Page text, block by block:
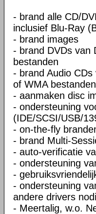
- brand alle CD/
inclusief Blu-Ray
- brand images
- brand DVDs van
bestanden
- brand Audio CDs
of WMA bestanden
- aanmaken disc
- ondersteuning
(IDE/SCSI/USB/
- on-the-fly
- brand Multi-
- auto-verificatie
- ondersteuning
-
- ondersteuning
andere drivers
- Meertalig, w.o.